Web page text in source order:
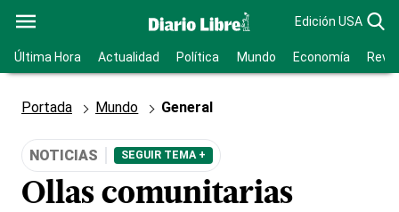
Edición USA
Última Hora Actualidad Política Mundo Economía
Portada Mundo General
NOTICIAS SEGUIR TEMA +
Ollas comunitarias